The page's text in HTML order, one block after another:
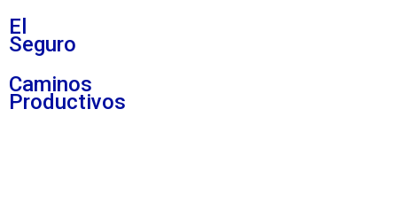
El
Seguro
Caminos
Productivos